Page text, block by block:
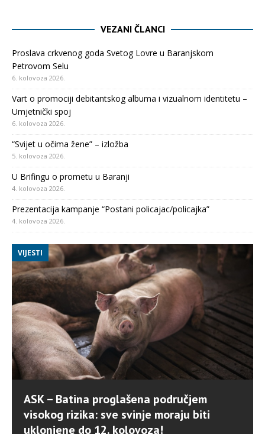
VEZANI ČLANCI
Proslava crkvenog goda Svetog Lovre u Baranjskom
Petrovom Selu
6. kolovoza 2026.
Vart o promociji debitantskog albuma i vizualnom identitetu –
Umjetnički spoj
6. kolovoza 2026.
“Svijet u očima žene” – izložba
5. kolovoza 2026.
U Brifingu o prometu u Baranji
4. kolovoza 2026.
Prezentacija kampanje “Postani policajac/policajka”
4. kolovoza 2026.
VIJESTI
ASK – Batina proglašena područjem
visokog rizika: sve svinje moraju biti
uklonjene do 12. kolovoza!